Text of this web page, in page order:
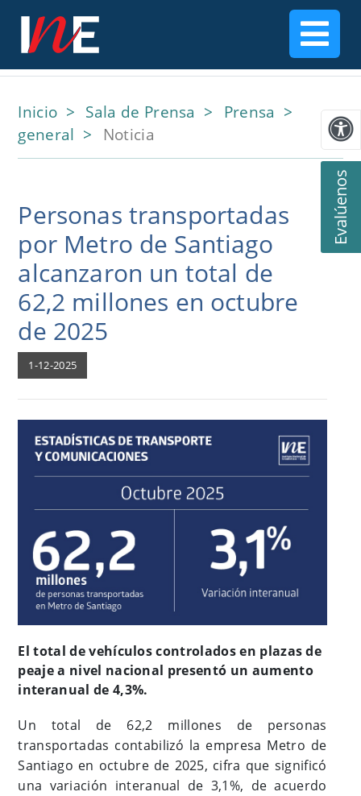
Evalúenos
Inicio Sala de Prensa
Prensa
general
Noticia
Personas transportadas
por Metro de Santiago
alcanzaron un total de
62,2 millones en octubre
de 2025
1-12-2025
El total de vehículos controlados en plazas de
peaje a nivel nacional presentó un aumento
interanual de 4,3%.
Un total de 62,2 millones de personas
transportadas contabilizó la empresa Metro de
Santiago en octubre de 2025, cifra que significó
una variación interanual de 3,1%, de acuerdo